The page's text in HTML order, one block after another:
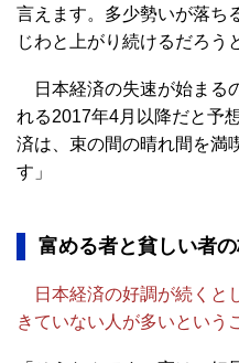
言えます。多少勢いが落ち
じわと上がり続けるだろう
日本経済の失速が始まる
れる2017年4月以降だと予
済は、束の間の晴れ間を満
す」
富める者と貧しい者
日本経済の好調が続くと
きていない人が多いという